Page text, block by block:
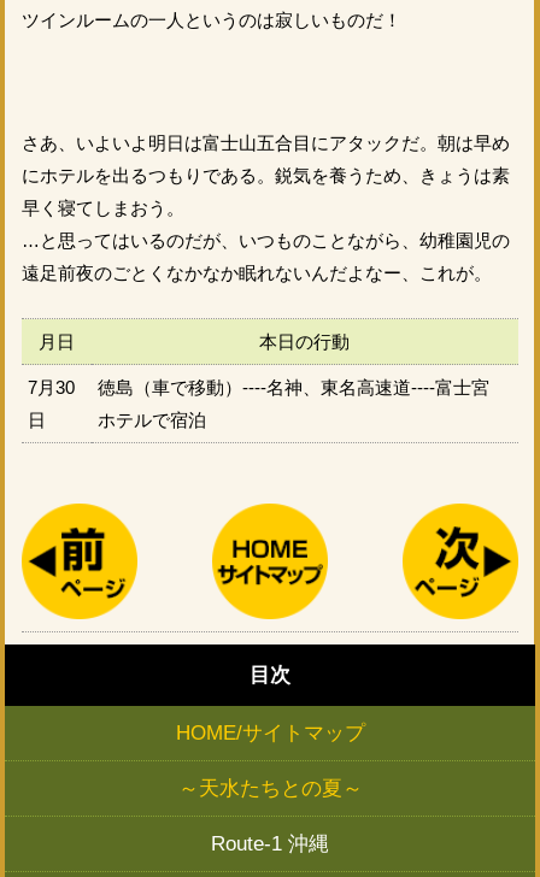
ツインルームの一人というのは寂しいものだ！
さあ、いよいよ明日は富士山五合目にアタックだ。朝は早め
にホテルを出るつもりである。鋭気を養うため、きょうは素
早く寝てしまおう。
…と思ってはいるのだが、いつものことながら、幼稚園児の
遠足前夜のごとくなかなか眠れないんだよなー、これが。
月日 本日の行動
7月30
日
徳島（車で移動）----名神、東名高速道----富士宮
ホテルで宿泊
目次
HOME/サイトマップ
～天水たちとの夏～
Route-1 沖縄